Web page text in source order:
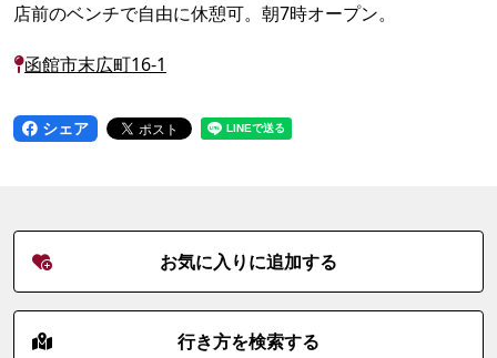
店前のベンチで自由に休憩可。朝7時オープン。
函館市末広町16-1
シェア
お気に入りに追加する
行き方を検索する